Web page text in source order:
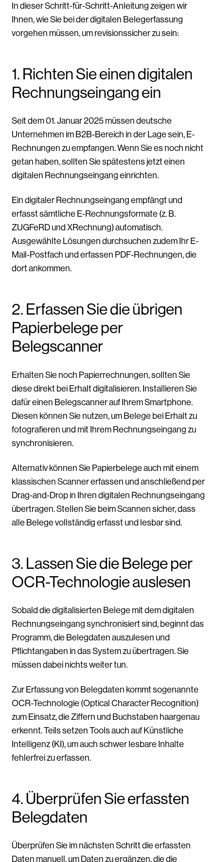
In dieser Schritt-für-Schritt-Anleitung zeigen wir
Ihnen, wie Sie bei der digitalen Belegerfassung
vorgehen müssen, um revisionssicher zu sein:
1. Richten Sie einen digitalen
Rechnungseingang ein
Seit dem 01. Januar 2025 müssen deutsche
Unternehmen im B2B-Bereich in der Lage sein, E-
Rechnungen zu empfangen. Wenn Sie es noch nicht
getan haben, sollten Sie spätestens jetzt einen
digitalen Rechnungseingang einrichten.
Ein digitaler Rechnungseingang empfängt und
erfasst sämtliche E-Rechnungsformate (z. B.
ZUGFeRD und XRechnung) automatisch.
Ausgewählte Lösungen durchsuchen zudem Ihr E-
Mail-Postfach und erfassen PDF-Rechnungen, die
dort ankommen.
2. Erfassen Sie die übrigen
Papierbelege per
Belegscanner
Erhalten Sie noch Papierrechnungen, sollten Sie
diese direkt bei Erhalt digitalisieren. Installieren Sie
dafür einen Belegscanner auf Ihrem Smartphone.
Diesen können Sie nutzen, um Belege bei Erhalt zu
fotografieren und mit Ihrem Rechnungseingang zu
synchronisieren.
Alternativ können Sie Papierbelege auch mit einem
klassischen Scanner erfassen und anschließend per
Drag-and-Drop in Ihren digitalen Rechnungseingang
übertragen. Stellen Sie beim Scannen sicher, dass
alle Belege vollständig erfasst und lesbar sind.
3. Lassen Sie die Belege per
OCR-Technologie auslesen
Sobald die digitalisierten Belege mit dem digitalen
Rechnungseingang synchronisiert sind, beginnt das
Programm, die Belegdaten auszulesen und
Pflichtangaben in das System zu übertragen. Sie
müssen dabei nichts weiter tun.
Zur Erfassung von Belegdaten kommt sogenannte
OCR-Technologie (Optical Character Recognition)
zum Einsatz, die Ziffern und Buchstaben haargenau
erkennt. Teils setzen Tools auch auf Künstliche
Intelligenz (KI), um auch schwer lesbare Inhalte
fehlerfrei zu erfassen.
4. Überprüfen Sie erfassten
Belegdaten
Überprüfen Sie im nächsten Schritt die erfassten
Daten manuell, um Daten zu ergänzen, die die